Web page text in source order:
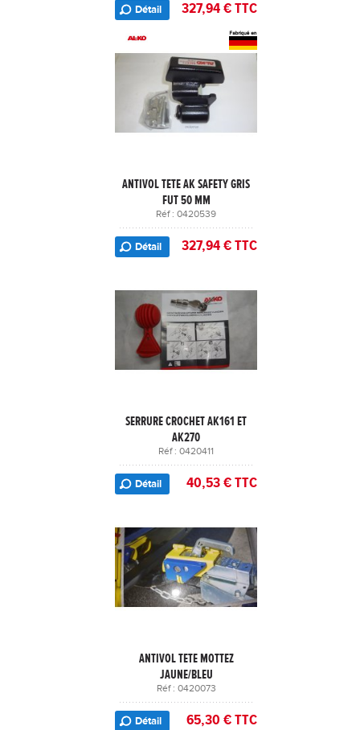
Détail 327,94 € TTC
ANTIVOL TETE AK SAFETY GRIS
FUT 50 MM
Réf : 0420539
Détail 327,94 € TTC
SERRURE CROCHET AK161 ET
AK270
Réf : 0420411
Détail 40,53 € TTC
ANTIVOL TETE MOTTEZ
JAUNE/BLEU
Réf : 0420073
Détail 65,30 € TTC